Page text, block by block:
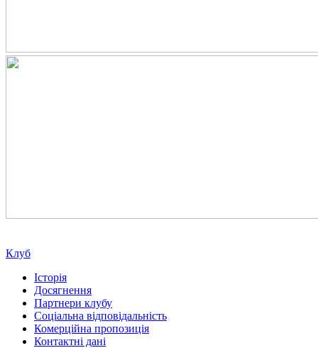
Клуб
Історія
Досягнення
Партнери клубу
Соціальна відповідальність
Комерційна пропозиція
Контактні дані